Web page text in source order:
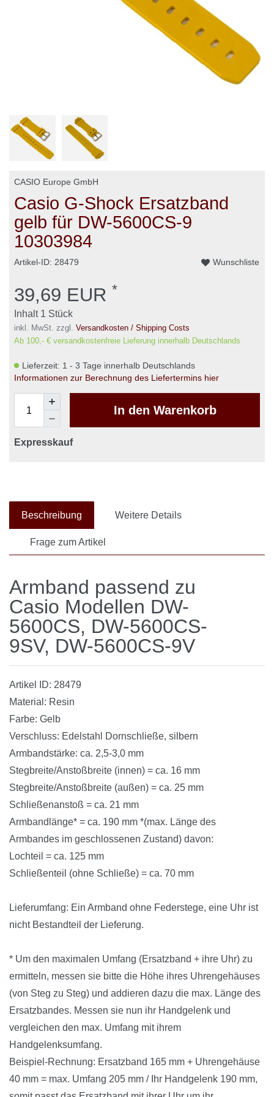
CASIO Europe GmbH
Casio G-Shock Ersatzband
gelb für DW-5600CS-9
10303984
Artikel-ID: 28479 Wunschliste
39,69 EUR *
Inhalt 1 Stück
inkl. MwSt. zzgl. Versandkosten / Shipping Costs
Ab 100,- € versandkostenfreie Lieferung innerhalb Deutschlands
Lieferzeit: 1 - 3 Tage innerhalb Deutschlands
Informationen zur Berechnung des Liefertermins hier
In den Warenkorb
Expresskauf
Beschreibung Weitere Details
Frage zum Artikel
Armband passend zu
Casio Modellen DW-
5600CS, DW-5600CS-
9SV, DW-5600CS-9V
Artikel ID: 28479
Material: Resin
Farbe: Gelb
Verschluss: Edelstahl Dornschließe, silbern
Armbandstärke: ca. 2,5-3,0 mm
Stegbreite/Anstoßbreite (innen) = ca. 16 mm
Stegbreite/Anstoßbreite (außen) = ca. 25 mm
Schließenanstoß = ca. 21 mm
Armbandlänge* = ca. 190 mm *(max. Länge des
Armbandes im geschlossenen Zustand) davon:
Lochteil = ca. 125 mm
Schließenteil (ohne Schließe) = ca. 70 mm
Lieferumfang: Ein Armband ohne Federstege, eine Uhr ist
nicht Bestandteil der Lieferung.
* Um den maximalen Umfang (Ersatzband + ihre Uhr) zu
ermitteln, messen sie bitte die Höhe ihres Uhrengehäuses
(von Steg zu Steg) und addieren dazu die max. Länge des
Ersatzbandes. Messen sie nun ihr Handgelenk und
vergleichen den max. Umfang mit ihrem
Handgelenksumfang.
Beispiel-Rechnung: Ersatzband 165 mm + Uhrengehäuse
40 mm = max. Umfang 205 mm / Ihr Handgelenk 190 mm,